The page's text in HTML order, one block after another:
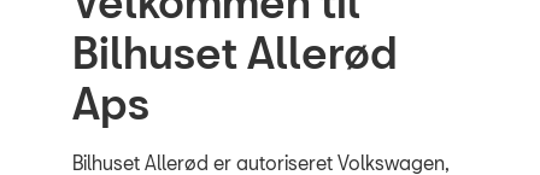
Bilhuset Allerød
Aps
Bilhuset Allerød er autoriseret Volkswagen,